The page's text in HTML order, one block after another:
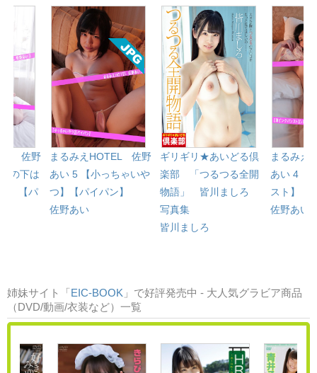
佐野
の下は
】【パ
まるみえHOTEL 佐野
あい 5 【小っちゃいや
つ】【パイパン】
佐野あい
ギリギリ★あいどる倶
楽部 「つるつる全開
物語」 皆川ましろ
写真集
皆川ましろ
まるみえ
あい 4 【
スト】【
佐野あい
姉妹サイト「EIC-BOOK 」で好評発売中 - 大人気グラビア商品
（DVD/動画/衣装など）一覧